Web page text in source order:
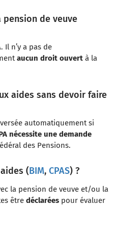
pension de veuve
Il n’y a pas de
aucun droit ouvert à la
aides sans devoir faire
automatiquement si
nécessite une demande
des Pensions.
(BIM, CPAS) ?
la pension de veuve et/ou la
être déclarées pour évaluer